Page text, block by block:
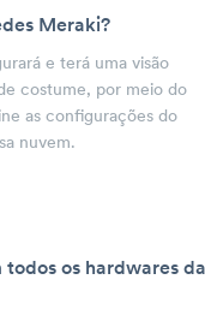
Meraki?
e terá uma visão
costume, por meio do
as configurações do
nuvem.
os hardwares da